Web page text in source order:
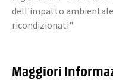
dell'impatto
ricondizionati"
Maggiori